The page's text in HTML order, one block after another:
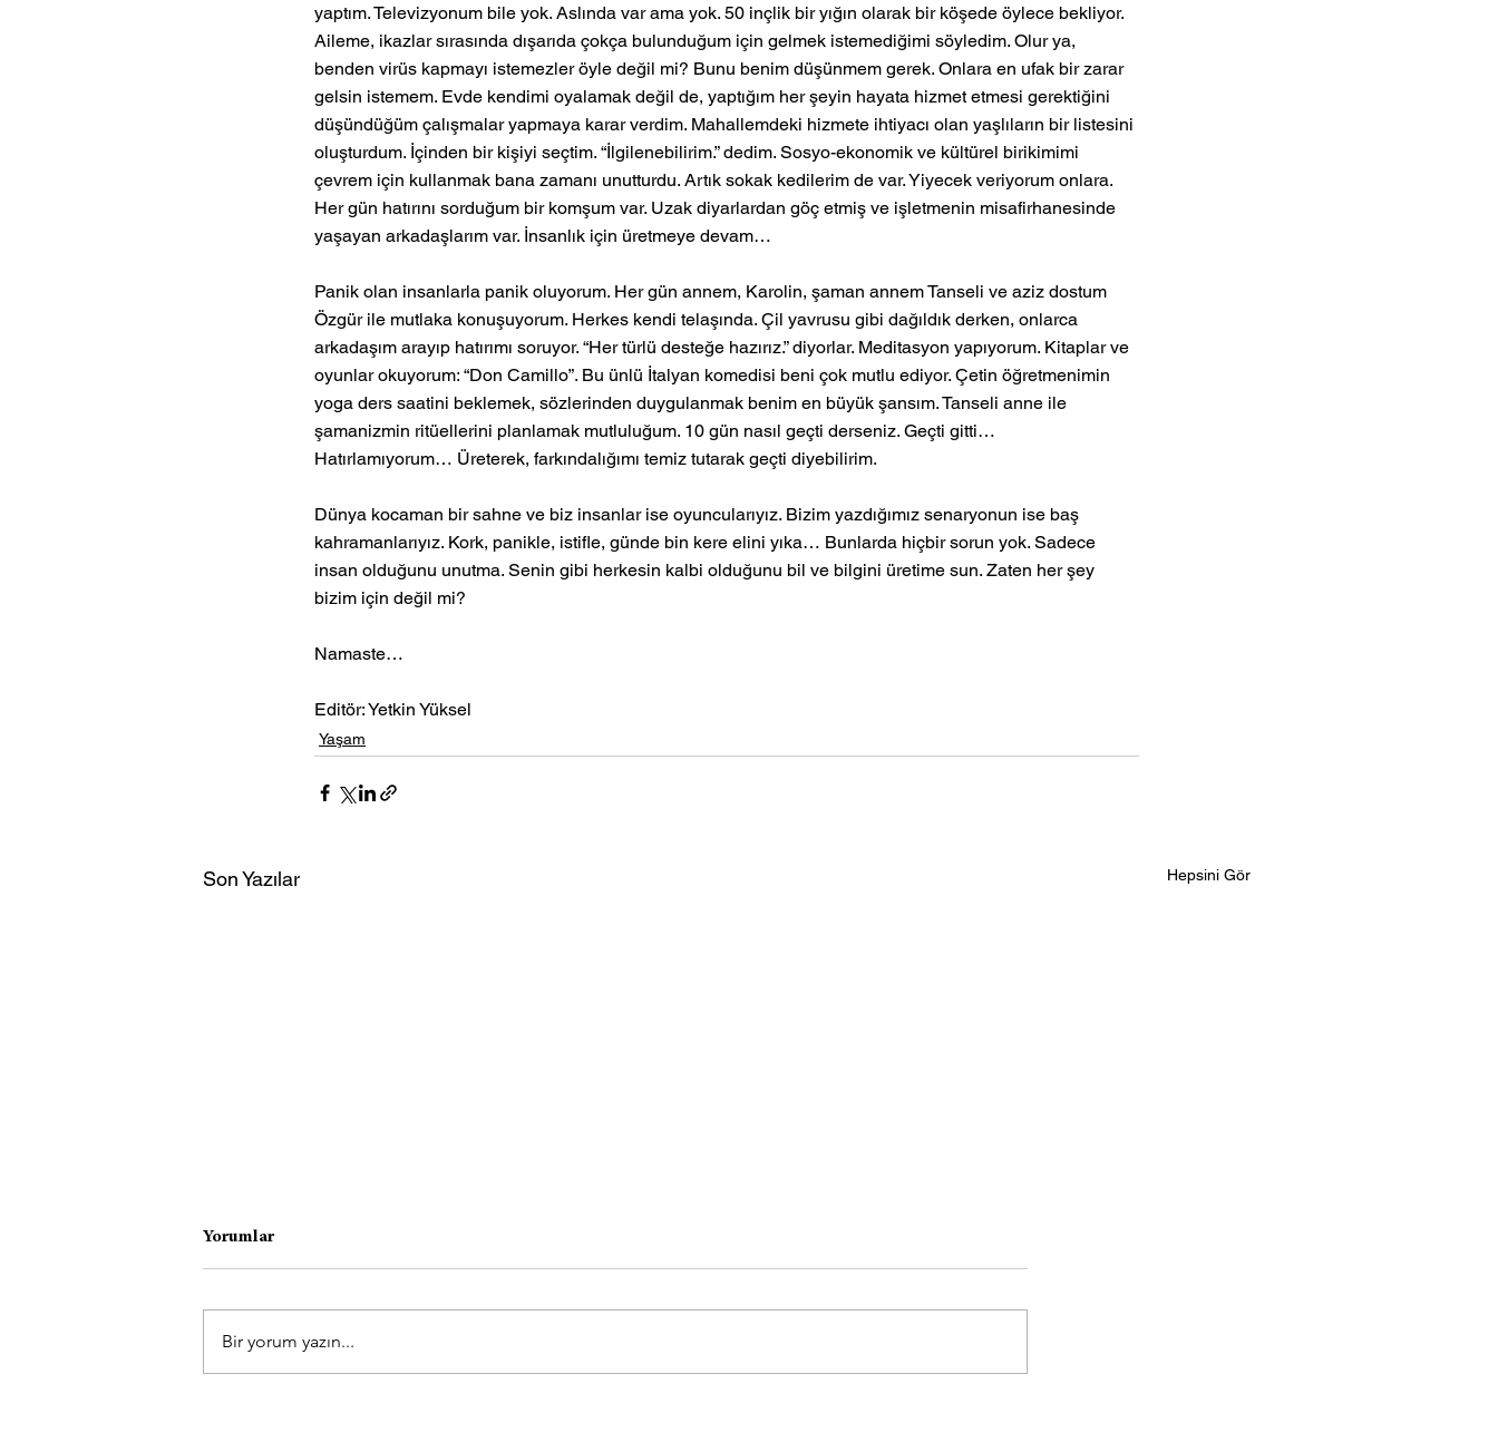
yaptım. Televizyonum bile yok. Aslında var ama yok. 50 inçlik bir yığın olarak bir köşede öylece bekliyor.
Aileme, ikazlar sırasında dışarıda çokça bulunduğum için gelmek istemediğimi söyledim. Olur ya,
benden virüs kapmayı istemezler öyle değil mi? Bunu benim düşünmem gerek. Onlara en ufak bir zarar
gelsin istemem. Evde kendimi oyalamak değil de, yaptığım her şeyin hayata hizmet etmesi gerektiğini
düşündüğüm çalışmalar yapmaya karar verdim. Mahallemdeki hizmete ihtiyacı olan yaşlıların bir listesini
oluşturdum. İçinden bir kişiyi seçtim. “İlgilenebilirim.” dedim. Sosyo-ekonomik ve kültürel birikimimi
çevrem için kullanmak bana zamanı unutturdu. Artık sokak kedilerim de var. Yiyecek veriyorum onlara.
Her gün hatırını sorduğum bir komşum var. Uzak diyarlardan göç etmiş ve işletmenin misafirhanesinde
yaşayan arkadaşlarım var. İnsanlık için üretmeye devam…
Panik olan insanlarla panik oluyorum. Her gün annem, Karolin, şaman annem Tanseli ve aziz dostum
Özgür ile mutlaka konuşuyorum. Herkes kendi telaşında. Çil yavrusu gibi dağıldık derken, onlarca
arkadaşım arayıp hatırımı soruyor. “Her türlü desteğe hazırız.” diyorlar. Meditasyon yapıyorum. Kitaplar ve
oyunlar okuyorum: “Don Camillo”. Bu ünlü İtalyan komedisi beni çok mutlu ediyor. Çetin öğretmenimin
yoga ders saatini beklemek, sözlerinden duygulanmak benim en büyük şansım. Tanseli anne ile
şamanizmin ritüellerini planlamak mutluluğum. 10 gün nasıl geçti derseniz. Geçti gitti…
Hatırlamıyorum… Üreterek, farkındalığımı temiz tutarak geçti diyebilirim.
Dünya kocaman bir sahne ve biz insanlar ise oyuncularıyız. Bizim yazdığımız senaryonun ise baş
kahramanlarıyız. Kork, panikle, istifle, günde bin kere elini yıka… Bunlarda hiçbir sorun yok. Sadece
insan olduğunu unutma. Senin gibi herkesin kalbi olduğunu bil ve bilgini üretime sun. Zaten her şey
bizim için değil mi?
Namaste…
Editör: Yetkin Yüksel
Yaşam
Son Yazılar Hepsini Gör
Yorumlar
Bir yorum yazın...